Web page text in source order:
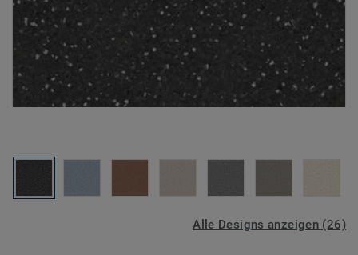
Alle Designs anzeigen (26)